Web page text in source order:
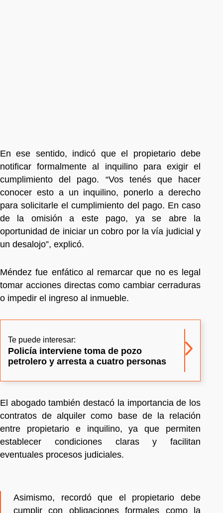
En ese sentido, indicó que el propietario debe
notificar formalmente al inquilino para exigir el
cumplimiento del pago. “Vos tenés que hacer
conocer esto a un inquilino, ponerlo a derecho
para solicitarle el cumplimiento del pago. En caso
de la omisión a este pago, ya se abre la
oportunidad de iniciar un cobro por la vía judicial y
un desalojo”, explicó.
Méndez fue enfático al remarcar que no es legal
tomar acciones directas como cambiar cerraduras
o impedir el ingreso al inmueble.
Te puede interesar:
Policía interviene toma de pozo
petrolero y arresta a cuatro personas
El abogado también destacó la importancia de los
contratos de alquiler como base de la relación
entre propietario e inquilino, ya que permiten
establecer condiciones claras y facilitan
eventuales procesos judiciales.
Asimismo, recordó que el propietario debe
cumplir con obligaciones formales como la